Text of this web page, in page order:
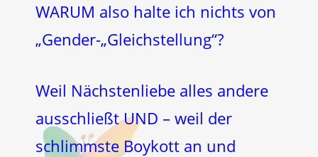
WARUM also halte ich nichts von
„Gender-„Gleichstellung“?
Weil Nächstenliebe alles andere
ausschließt UND – weil der
schlimmste Boykott an und